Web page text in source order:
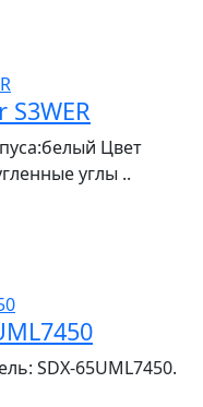
Цвет
углы ..
SDX‑65UML7450.